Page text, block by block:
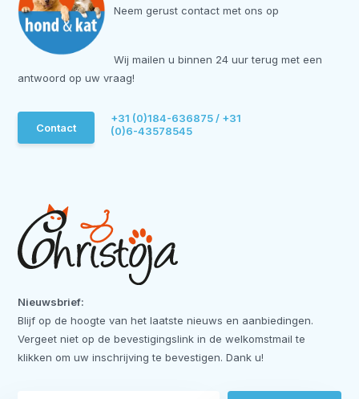
Neem gerust contact met ons op
Wij mailen u binnen 24 uur terug met een
antwoord op uw vraag!
Contact
+31 (0)184-636875 / +31
(0)6-43578545
Nieuwsbrief:
Blijf op de hoogte van het laatste nieuws en aanbiedingen.
Vergeet niet op de bevestigingslink in de welkomstmail te
klikken om uw inschrijving te bevestigen. Dank u!